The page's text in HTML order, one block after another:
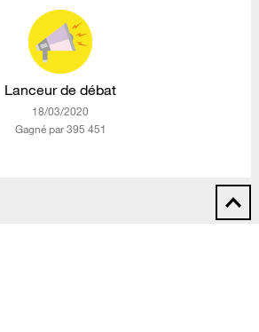
Lanceur de débat
‎18/03/2020
Gagné par 395 451